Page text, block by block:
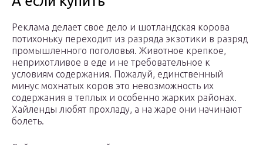
Реклама делает свое дело и шотландская корова
потихоньку переходит из разряда экзотики в разряд
промышленного поголовья. Животное крепкое,
неприхотливое в еде и не требовательное к
условиям содержания. Пожалуй, единственный
минус мохнатых коров это невозможность их
содержания в теплых и особенно жарких районах.
Хайленды любят прохладу, а на жаре они начинают
болеть.